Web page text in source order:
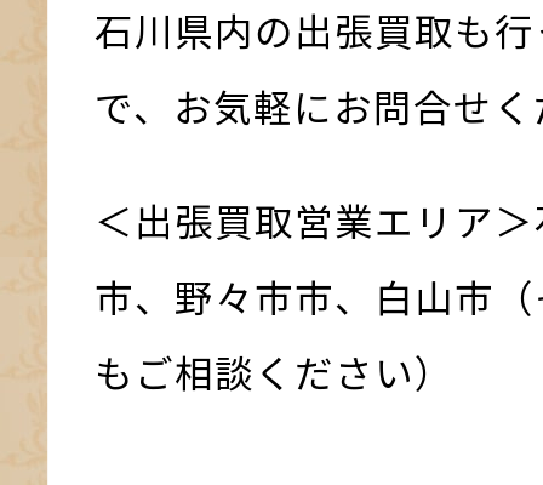
石川県内の出張買取も
で、お気軽にお問合せ
＜出張買取営業エリア
市、野々市市、白山市
もご相談ください）